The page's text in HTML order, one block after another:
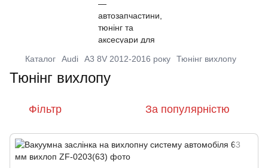
Каталог Audi A3 8V 2012-2016 року Тюнінг вихлопу
Тюнінг вихлопу
Фільтр За популярністю